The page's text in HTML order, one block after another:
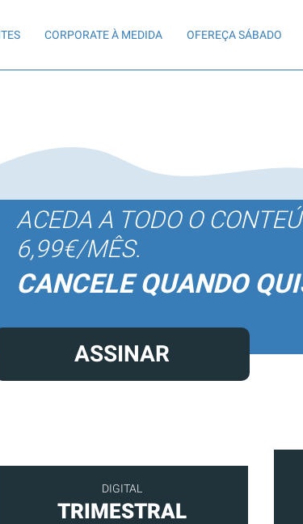
CORPORATE À MEDIDA OFEREÇA SÁBADO
ACEDA A TODO O
6,99€/MÊS.
CANCELE QUANDO
ASSINAR
DIGITAL
TRIMESTRAL